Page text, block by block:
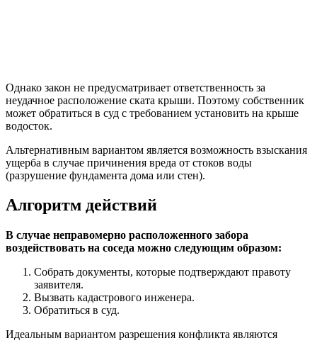
Однако закон не предусматривает ответственность за
неудачное расположение ската крыши. Поэтому собственник
может обратиться в суд с требованием установить на крыше
водосток.
Альтернативным вариантом является возможность взыскания
ущерба в случае причинения вреда от стоков воды
(разрушение фундамента дома или стен).
Алгоритм действий
В случае неправомерно расположенного забора
воздействовать на соседа можно следующим образом:
Собрать документы, которые подтверждают правоту
заявителя.
Вызвать кадастрового инженера.
Обратиться в суд.
Идеальным вариантом разрешения конфликта являются